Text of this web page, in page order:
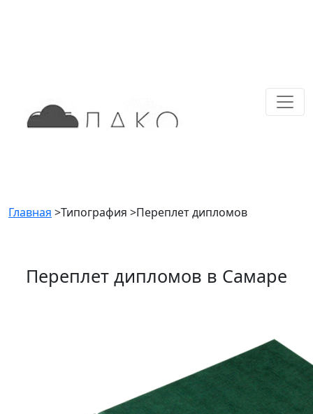
Главная >Типография >Переплет дипломов
Переплет дипломов в Самаре